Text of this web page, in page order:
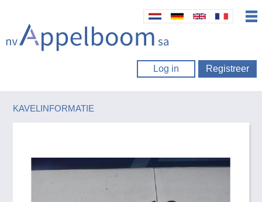
Log in Registreer
KAVELINFORMATIE